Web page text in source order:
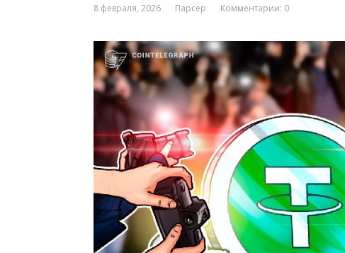
8 февраля, 2026 Парсер Комментарии: 0